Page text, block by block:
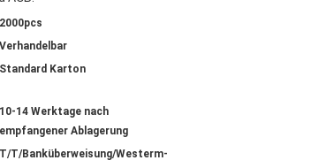
2000pcs
Verhandelbar
Standard Karton
10-14 Werktage nach
empfangener Ablagerung
T/T/Banküberweisung/Westerm-